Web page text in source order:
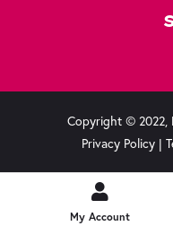
Copyright © 2022,
Privacy Policy|
My Account